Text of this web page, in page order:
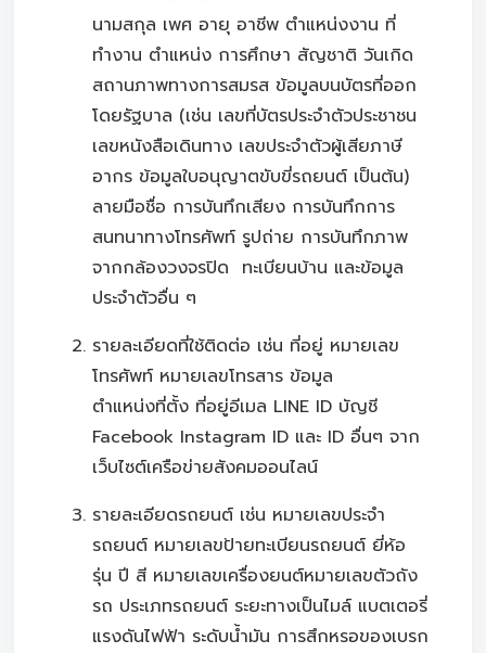
นามสกุล เพศ อายุ อาชีพ ตำแหน่งงาน ที่
ทำงาน ตำแหน่ง การศึกษา สัญชาติ วันเกิด
สถานภาพทางการสมรส ข้อมูลบนบัตรที่ออก
โดยรัฐบาล (เช่น เลขที่บัตรประจำตัวประชาชน
เลขหนังสือเดินทาง เลขประจำตัวผู้เสียภาษี
อากร ข้อมูลใบอนุญาตขับขี่รถยนต์ เป็นต้น)
ลายมือชื่อ การบันทึกเสียง การบันทึกการ
สนทนาทางโทรศัพท์ รูปถ่าย การบันทึกภาพ
จากกล้องวงจรปิด ทะเบียนบ้าน และข้อมูล
ประจำตัวอื่น ๆ
รายละเอียดที่ใช้ติดต่อ เช่น ที่อยู่ หมายเลข
โทรศัพท์ หมายเลขโทรสาร ข้อมูล
ตำแหน่งที่ตั้ง ที่อยู่อีเมล LINE ID บัญชี
Facebook Instagram ID และ ID อื่นๆ จาก
เว็บไซต์เครือข่ายสังคมออนไลน์
รายละเอียดรถยนต์ เช่น หมายเลขประจำ
รถยนต์ หมายเลขป้ายทะเบียนรถยนต์ ยี่ห้อ
รุ่น ปี สี หมายเลขเครื่องยนต์หมายเลขตัวถัง
รถ ประเภทรถยนต์ ระยะทางเป็นไมล์ แบตเตอรี่
แรงดันไฟฟ้า ระดับน้ำมัน การสึกหรอของเบรก